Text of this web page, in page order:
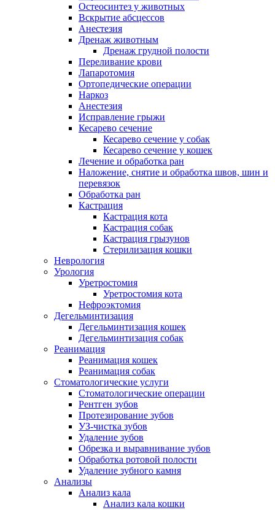
Остеосинтез у животных
Вскрытие абсцессов
Анестезия
Дренаж животным
Дренаж грудной полости
Переливание крови
Лапаротомия
Ортопедические операции
Наркоз
Анестезия
Исправление грыжи
Кесарево сечение
Кесарево сечение у собак
Кесарево сечение у кошек
Лечение и обработка ран
Наложение, снятие и обработка швов, шин и
перевязок
Обработка ран
Кастрация
Кастрация кота
Кастрация собак
Кастрация грызунов
Стерилизация кошки
Неврология
Урология
Уретростомия
Уретростомия кота
Нефроэктомия
Дегельминтизация
Дегельминтизация кошек
Дегельминтизация собак
Реанимация
Реанимация кошек
Реанимация собак
Стоматологические услуги
Стоматологические операции
Рентген зубов
Протезирование зубов
УЗ-чистка зубов
Удаление зубов
Обрезка и выравнивание зубов
Обработка ротовой полости
Удаление зубного камня
Анализы
Анализ кала
Анализ кала кошки